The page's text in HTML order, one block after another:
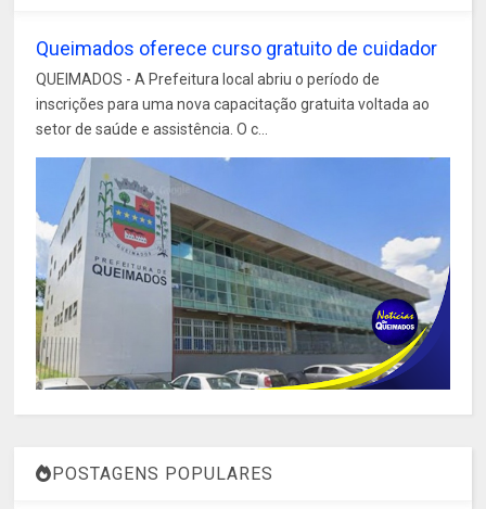
Queimados oferece curso gratuito de cuidador
QUEIMADOS - A Prefeitura local abriu o período de
inscrições para uma nova capacitação gratuita voltada ao
setor de saúde e assistência. O c...
POSTAGENS POPULARES